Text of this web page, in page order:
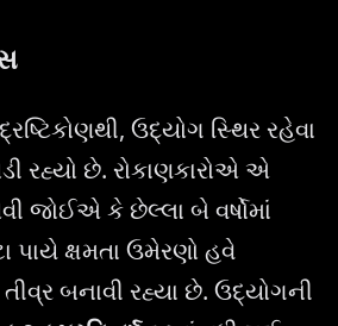
ઉદ્યોગ સ્થિર રહેવા
રહ્યો છે. રોકાણકારોએ એ
જોઈએ કે છેલ્લા બે વર્ષોમાં
પાયે ક્ષમતા ઉમેરણો હવે
બનાવી રહ્યા છે. ઉદ્યોગની